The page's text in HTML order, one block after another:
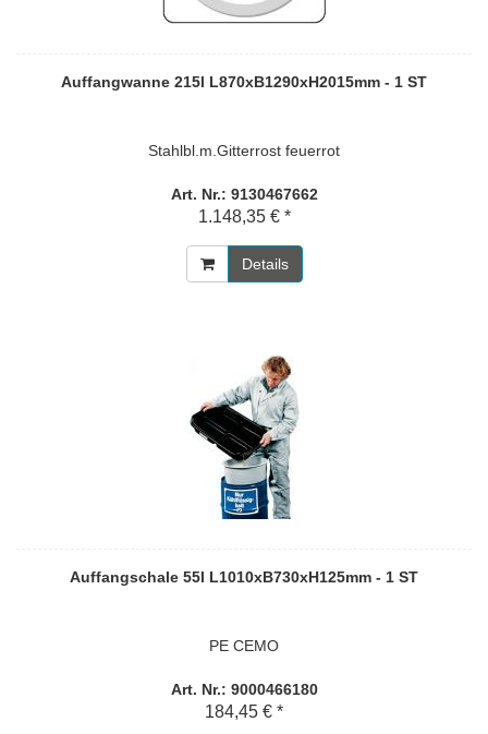
Auffangwanne 215l L870xB1290xH2015mm - 1 ST
Stahlbl.m.Gitterrost feuerrot
Art. Nr.: 9130467662
1.148,35 € *
Details
Auffangschale 55l L1010xB730xH125mm - 1 ST
PE CEMO
Art. Nr.: 9000466180
184,45 € *